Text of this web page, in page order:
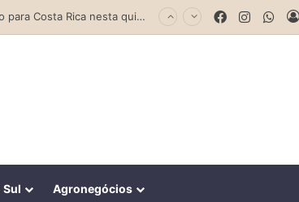
Parceria entre Costa Rica e Alcinópolis entrega ponte de concreto e fortalece infraestrutura na região das lavouras do Engano Facebook
Sul Agronegócios